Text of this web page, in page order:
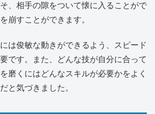
、相手の隙をついて懐に入ることがで
崩すことができます。
は俊敏な動きができるよう、スピード
です。また、どんな技が自分に合って
磨くにはどんなスキルが必要かをよく
と気づきました。